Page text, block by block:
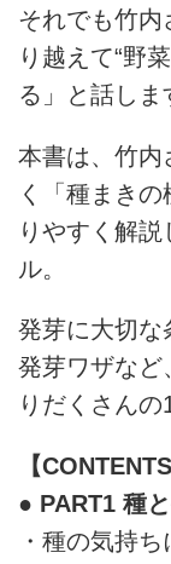
それでも竹内
り越えて“野
る」と話しま
本書は、竹内
く「種まき
りやすく解
ル。
発芽に大切な
発芽ワザなど
りだくさんの
【CONTENTS
● PART1 種
・種の気持